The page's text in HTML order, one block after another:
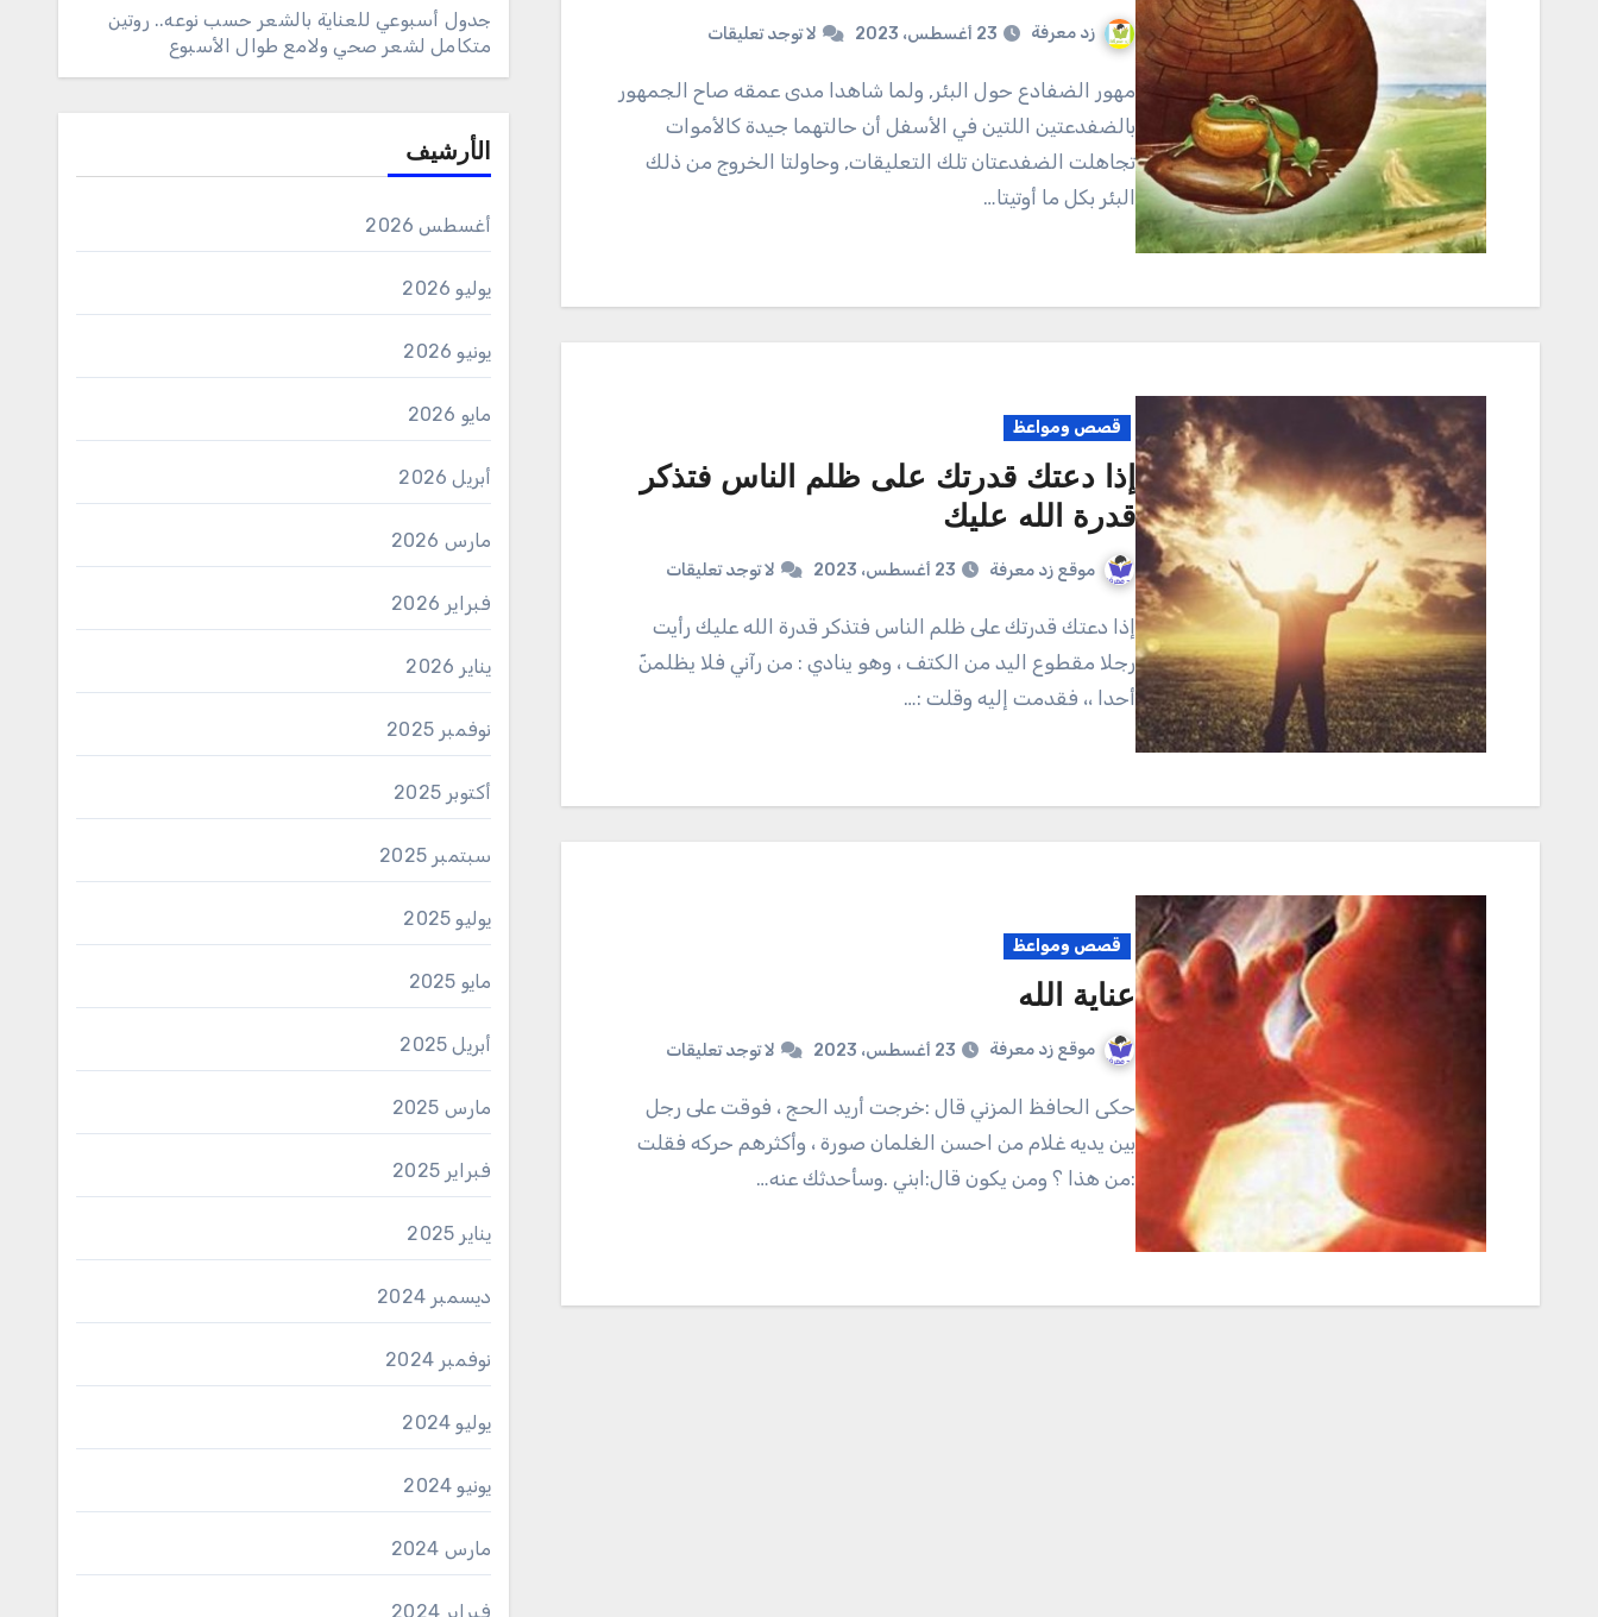
زد معرفة 23 أغسطس، 2023 لا توجد تعليقات
مهور الضفادع حول البئر, ولما شاهدا مدى عمقه صاح الجمهور
بالضفدعتين اللتين في الأسفل أن حالتهما جيدة كالأموات
تجاهلت الضفدعتان تلك التعليقات, وحاولتا الخروج من ذلك
البئر بكل ما أوتيتا…
قصص ومواعظ
إذا دعتك قدرتك على ظلم الناس فتذكر
قدرة الله عليك
موقع زد معرفة 23 أغسطس، 2023 لا توجد تعليقات
رجلا مقطوع اليد من الكتف ، وهو ينادي : من رآني فلا يظلمنّ
أحدا ،، فقدمت إليه وقلت :…
قصص ومواعظ
عناية الله
موقع زد معرفة 23 أغسطس، 2023 لا توجد تعليقات
حكى الحافظ المزني قال :خرجت أريد الحج ، فوقت على رجل
بين يديه غلام من احسن الغلمان صورة ، وأكثرهم حركه فقلت
:من هذا ؟ ومن يكون قال:ابني .وسأحدثك عنه…
جدول أسبوعي للعناية بالشعر حسب نوعه.. روتين
متكامل لشعر صحي ولامع طوال الأسبوع
الأرشيف
أغسطس 2026
يوليو 2026
يونيو 2026
مايو 2026
أبريل 2026
مارس 2026
فبراير 2026
يناير 2026
نوفمبر 2025
أكتوبر 2025
سبتمبر 2025
يوليو 2025
مايو 2025
أبريل 2025
مارس 2025
فبراير 2025
يناير 2025
ديسمبر 2024
نوفمبر 2024
يوليو 2024
يونيو 2024
مارس 2024
فبراير 2024